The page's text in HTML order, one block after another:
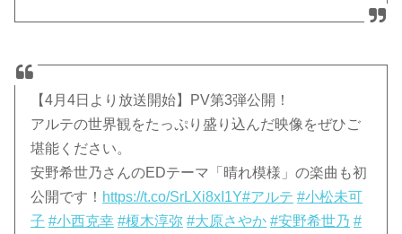
【4月4日より放送開始】PV第3弾公開！
アルテの世界観をたっぷり盛り込んだ映像をぜひご
堪能ください。
安野希世乃さんのEDテーマ「晴れ模様」の楽曲も初
公開です！ https://t.co/SrLXi8xI1Y#アルテ #小松未可
子 #小西克幸 #榎木淳弥 #大原さやか #安野希世乃 #